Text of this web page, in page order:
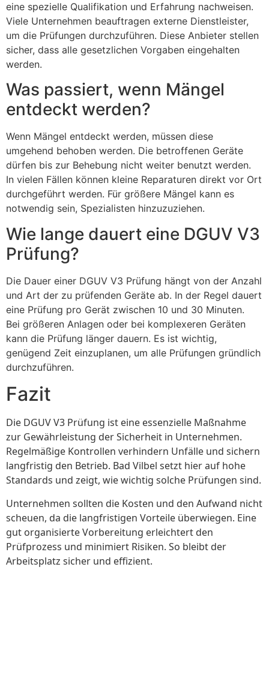
eine spezielle Qualifikation und Erfahrung nachweisen.
Viele Unternehmen beauftragen externe Dienstleister,
um die Prüfungen durchzuführen. Diese Anbieter stellen
sicher, dass alle gesetzlichen Vorgaben eingehalten
werden.
Was passiert, wenn Mängel
entdeckt werden?
Wenn Mängel entdeckt werden, müssen diese
umgehend behoben werden. Die betroffenen Geräte
dürfen bis zur Behebung nicht weiter benutzt werden.
In vielen Fällen können kleine Reparaturen direkt vor Ort
durchgeführt werden. Für größere Mängel kann es
notwendig sein, Spezialisten hinzuzuziehen.
Wie lange dauert eine DGUV V3
Prüfung?
Die Dauer einer DGUV V3 Prüfung hängt von der Anzahl
und Art der zu prüfenden Geräte ab. In der Regel dauert
eine Prüfung pro Gerät zwischen 10 und 30 Minuten.
Bei größeren Anlagen oder bei komplexeren Geräten
kann die Prüfung länger dauern. Es ist wichtig,
genügend Zeit einzuplanen, um alle Prüfungen gründlich
durchzuführen.
Fazit
Die DGUV V3 Prüfung ist eine essenzielle Maßnahme
zur Gewährleistung der Sicherheit in Unternehmen.
Regelmäßige Kontrollen verhindern Unfälle und sichern
langfristig den Betrieb. Bad Vilbel setzt hier auf hohe
Standards und zeigt, wie wichtig solche Prüfungen sind.
Unternehmen sollten die Kosten und den Aufwand nicht
scheuen, da die langfristigen Vorteile überwiegen. Eine
gut organisierte Vorbereitung erleichtert den
Prüfprozess und minimiert Risiken. So bleibt der
Arbeitsplatz sicher und effizient.